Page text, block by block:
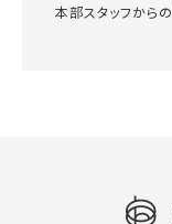
本部スタッフから